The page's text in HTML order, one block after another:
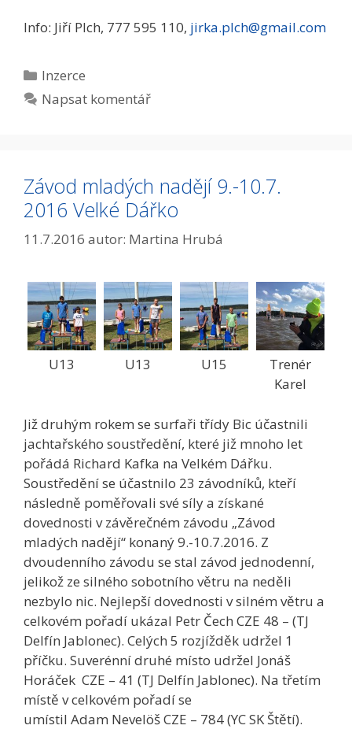
Info: Jiří Plch, 777 595 110, jirka.plch@gmail.com
Rubriky
Inzerce
Napsat komentář
Závod mladých nadějí 9.-10.7.
2016 Velké Dářko
11.7.2016 autor: Martina Hrubá
U13 U13 U15
Trenér
Karel
Již druhým rokem se surfaři třídy Bic účastnili
jachtařského soustředění, které již mnoho let
pořádá Richard Kafka na Velkém Dářku.
Soustředění se účastnilo 23 závodníků, kteří
následně poměřovali své síly a získané
dovednosti v závěrečném závodu „Závod
mladých nadějí“ konaný 9.-10.7.2016. Z
dvoudenního závodu se stal závod jednodenní,
jelikož ze silného sobotního větru na neděli
nezbylo nic. Nejlepší dovednosti v silném větru a
celkovém pořadí ukázal Petr Čech CZE 48 – (TJ
Delfín Jablonec). Celých 5 rozjížděk udržel 1
příčku. Suverénní druhé místo udržel Jonáš
Horáček CZE – 41 (TJ Delfín Jablonec). Na třetím
místě v celkovém pořadí se
umístil Adam Nevelöš CZE – 784 (YC SK Štětí).